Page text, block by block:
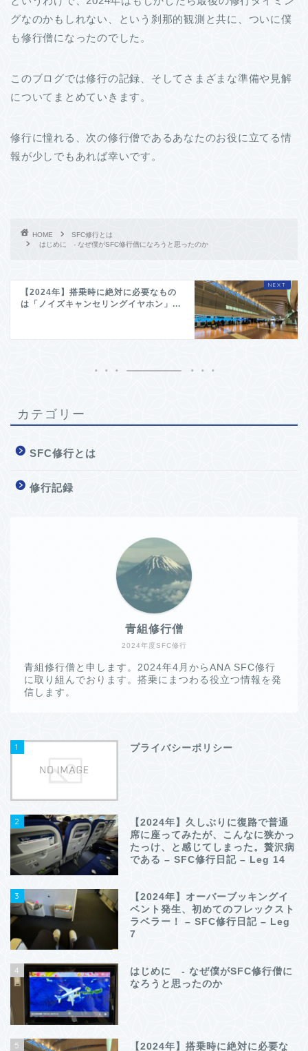
グなのかもしれない、という刹那的観測と共に、ついに僕
も修行僧になったのでした。
このブログでは修行の記録、そしてさまざまな準備や見解
についてまとめていきます。
修行に憧れる、次の修行僧であるあなたのお役に立てる情
報が少しでもあれば幸いです。
HOME
SFC修行とは
はじめに - なぜ僕がSFC修行僧になろうと思ったのか
【2024年】搭乗時に絶対に必要なもの
は「ノイズキャンセリングイヤホン」...
カテゴリー
SFC修行とは
修行記録
2024年度SFC修行
青組修行僧
青組修行僧と申します。2024年4月からANA SFC修行
に取り組んでおります。搭乗にまつわる役立つ情報を発
信します。
1 プライバシーポリシー
2
【2024年】久しぶりに復路で普通
席に座ってみたが、こんなに狭かっ
たっけ、と感じてしまった。贅沢病
である – SFC修行日記 – Leg 14
3
【2024年】オーバーブッキングイ
ベント発生、初めてのフレックスト
ラベラー！ – SFC修行日記 – Leg
7
4
はじめに - なぜ僕がSFC修行僧に
なろうと思ったのか
5
【2024年】搭乗時に絶対に必要な